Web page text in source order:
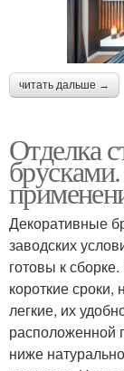
читать дальше →
Отделка
Декоративные
заводских
готовы к
короткие
легкие, их
расположенной
ниже